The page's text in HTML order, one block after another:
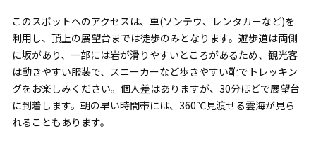
このスポットへのアクセスは、車(ソンテウ、レンタカーなど)を
利用し、頂上の展望台までは徒歩のみとなります。遊歩道は両側
に坂があり、一部には岩が滑りやすいところがあるため、観光客
は動きやすい服装で、スニーカーなど歩きやすい靴でトレッキン
グをお楽しみください。個人差はありますが、30分ほどで展望台
に到着します。朝の早い時間帯には、360℃見渡せる雲海が見ら
れることもあります。